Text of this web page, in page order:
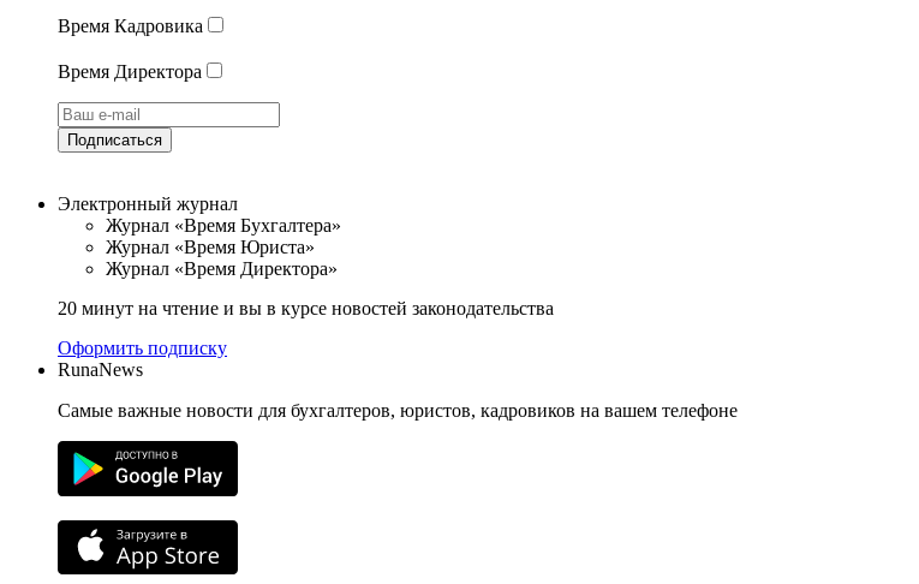
Время Кадровика
Время Директора
Подписаться
Электронный журнал
Журнал «Время Бухгалтера»
Журнал «Время Юриста»
Журнал «Время Директора»
20 минут на чтение и вы в курсе новостей законодательства
Оформить подписку
RunaNews
Самые важные новости для бухгалтеров, юристов, кадровиков на вашем телефоне